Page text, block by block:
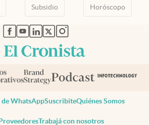
Subsidio Horóscopo
abre en nueva pestaña
abre en nueva pestaña
abre en nueva pestaña
abre en nueva pestaña
abre en nueva pestaña
de WhatsAppSuscribiteQuiénes Somos
Trabajá con nosotros